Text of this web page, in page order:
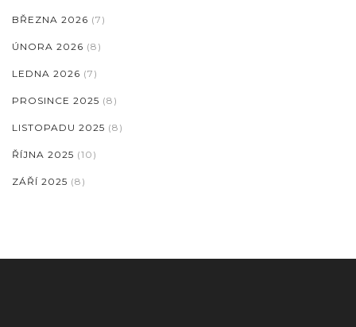
BŘEZNA 2026 (7)
ÚNORA 2026 (8)
LEDNA 2026 (7)
PROSINCE 2025 (8)
LISTOPADU 2025 (8)
ŘÍJNA 2025 (10)
ZÁŘÍ 2025 (8)